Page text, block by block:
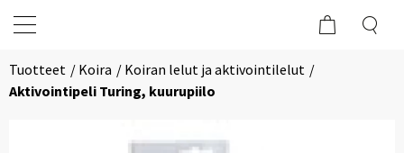
Tuotteet Koira
Koiran lelut ja aktivointilelut
Aktivointipeli Turing, kuurupiilo